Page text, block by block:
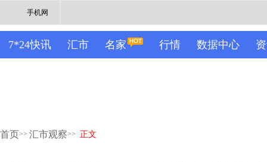
手机网
7*24快讯 汇市 名家 行情 数据中心
首页>> 汇市观察>> 正文